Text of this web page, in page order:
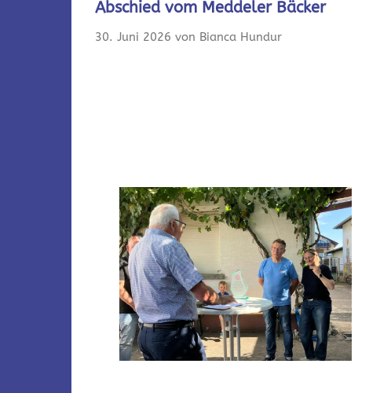
Abschied vom Meddeler Bäcker
30. Juni 2026 von Bianca Hundur